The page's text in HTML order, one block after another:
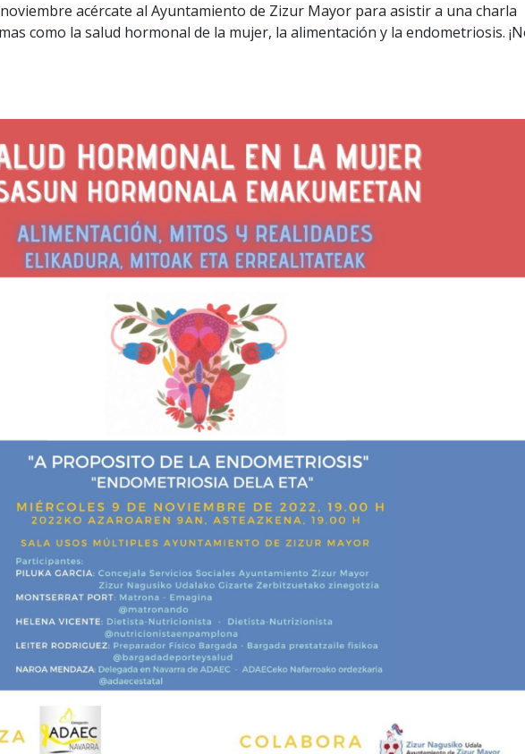
acércate al Ayuntamiento de Zizur Mayor para asistir a una charla
como la salud hormonal de la mujer, la alimentación y la endometriosis.